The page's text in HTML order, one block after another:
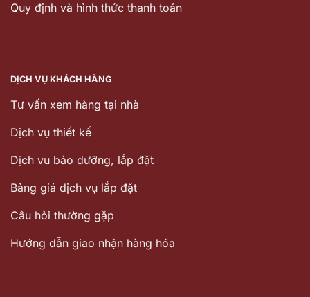
Quy định và hình thức thanh toán
DỊCH VỤ KHÁCH HÀNG
Tư vấn xem hàng tại nhà
Dịch vụ thiết kế
Dịch vu bảo dưỡng, lắp đặt
Bảng giá dịch vụ lắp đặt
Câu hỏi thường gặp
Hướng dẫn giao nhận hàng hóa